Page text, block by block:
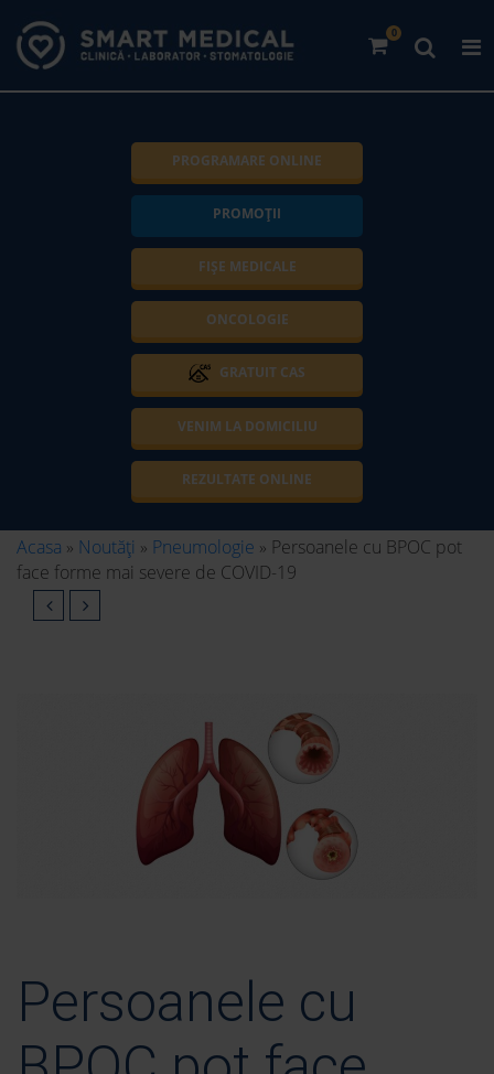
0
PROGRAMARE ONLINE
PROMOȚII
FIȘE MEDICALE
ONCOLOGIE
GRATUIT CAS
VENIM LA DOMICILIU
REZULTATE ONLINE
Acasa » Noutăți » Pneumologie » Persoanele cu BPOC pot
face forme mai severe de COVID-19
Persoanele cu